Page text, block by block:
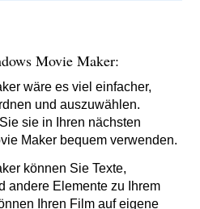
Movie Maker:
wäre es viel einfacher,
und auszuwählen.
sie in Ihren nächsten
Maker bequem verwenden.
können Sie Texte,
andere Elemente zu Ihrem
Ihren Film auf eigene